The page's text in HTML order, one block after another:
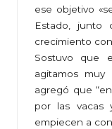
ese objetivo
Estado, junto
crecimiento
Sostuvo que
agitamos muy
agregó que
por las vacas
empiecen a